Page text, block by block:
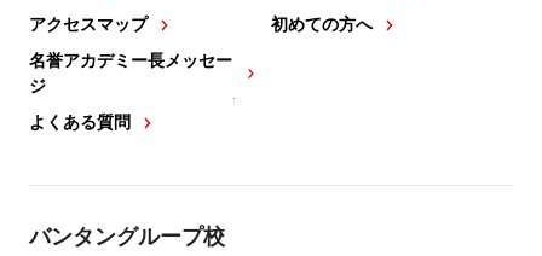
アクセスマップ
名誉アカデミー長メッセー
ジ
よくある質問
初めての方へ
バンタングループ校